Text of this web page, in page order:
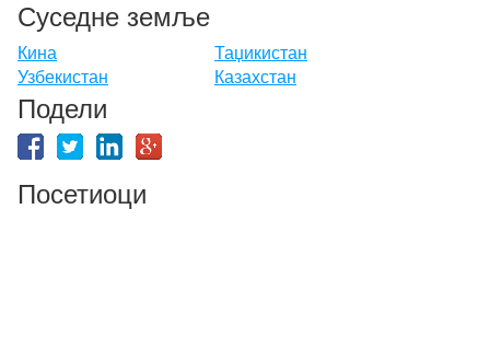
Суседне земље
Кина
Таџикистан
Узбекистан
Казахстан
Подели
Посетиоци